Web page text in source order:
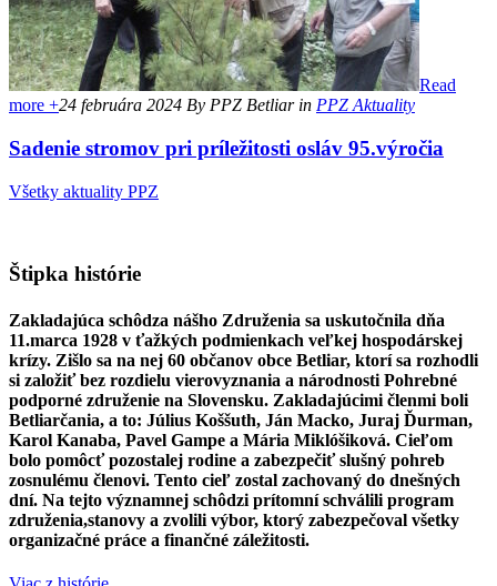
Read
more +24 februára 2024 By PPZ Betliar in PPZ Aktuality
Sadenie stromov pri príležitosti osláv 95.výročia
Všetky aktuality PPZ
Štipka histórie
Zakladajúca schôdza nášho Združenia sa uskutočnila dňa
11.marca 1928 v ťažkých podmienkach veľkej hospodárskej
krízy. Zišlo sa na nej 60 občanov obce Betliar, ktorí sa rozhodli
si založiť bez rozdielu vierovyznania a národnosti Pohrebné
podporné združenie na Slovensku. Zakladajúcimi členmi boli
Betliarčania, a to: Július Koššuth, Ján Macko, Juraj Ďurman,
Karol Kanaba, Pavel Gampe a Mária Miklóšiková. Cieľom
bolo pomôcť pozostalej rodine a zabezpečiť slušný pohreb
zosnulému členovi. Tento cieľ zostal zachovaný do dnešných
dní. Na tejto významnej schôdzi prítomní schválili program
združenia,stanovy a zvolili výbor, ktorý zabezpečoval všetky
organizačné práce a finančné záležitosti.